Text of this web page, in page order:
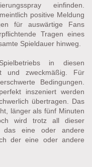
einfinden.
positive Meldung
für auswärtige Fans
Tragen eines
Spieldauer hinweg.
in diesen
und zweckmäßig. Für
Bedingungen.
inszeniert werden
übertragen. Das
länger als fünf Minuten
wird trotz all dieser
das eine oder andere
der eine oder andere